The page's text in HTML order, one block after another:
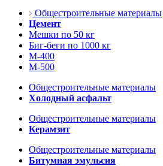
Общестроительные материалы
Цемент
Мешки по 50 кг
Биг-беги по 1000 кг
М-400
М-500
Общестроительные материалы
Холодный асфальт
Общестроительные материалы
Керамзит
Общестроительные материалы
Битумная эмульсия